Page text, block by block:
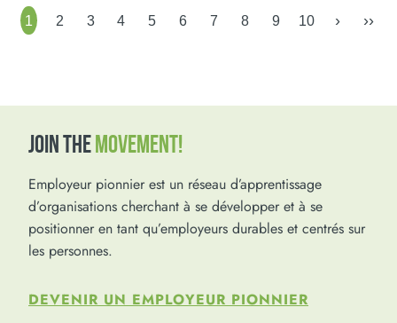
1 2 3 4 5 6 7 8 9 10 › ››
JOIN THEMOVEMENT!
Employeur pionnier est un réseau d’apprentissage
d’organisations cherchant à se développer et à se
positionner en tant qu’employeurs durables et centrés sur
les personnes.
DEVENIR UN EMPLOYEUR PIONNIER